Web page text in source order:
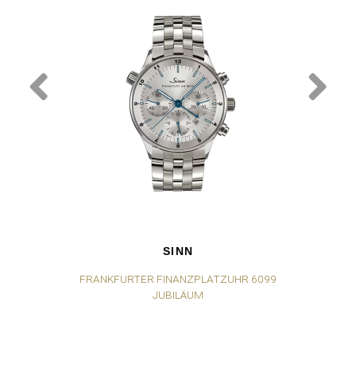
SINN
FRANKFURTER FINANZPLATZUHR 6099
JUBILÄUM